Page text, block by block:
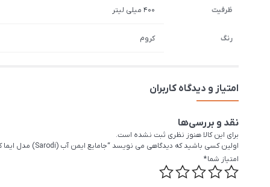
ظرفیت 400 میلی لیتر
رنگ کروم
امتیاز و دیدگاه کاربران
نقد و بررسی‌ها
برای این کالا هنوز نظری ثبت نشده است.
اولین کسی باشید که دیدگاهی می نویسد “جامایع ایمن آب (Sarodi) مدل ایما کروم”
امتیاز شما*